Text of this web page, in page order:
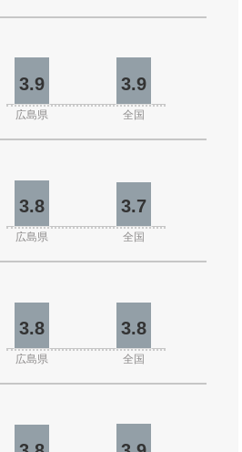
3.9 3.9
広島県 全国
3.8 3.7
広島県 全国
3.8 3.8
広島県 全国